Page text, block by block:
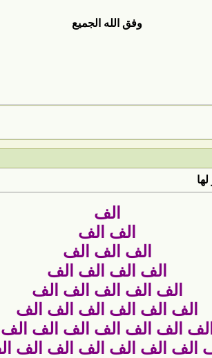
وفق الله الجميع
الف
الف الف
الف الف الف
الف الف الف الف
الف الف الف الف الف
الف الف الف الف الف الف
الف الف الف الف الف الف الف
الف الف الف الف الف الف